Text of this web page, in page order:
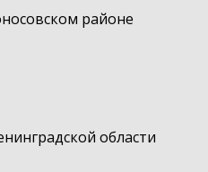
районе
области